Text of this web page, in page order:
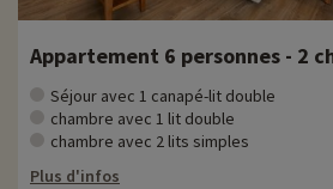
Appartement 6 personnes - 2
Séjour avec 1 canapé-lit double
chambre avec 1 lit double
chambre avec 2 lits simples
Plus d'infos